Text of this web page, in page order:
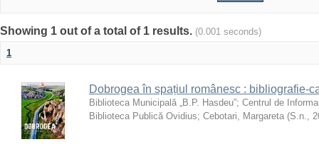
Showing 1 out of a total of 1 results. (0.001 seconds)
1
Dobrogea în spațiul românesc : bibliografie-
Biblioteca Municipală „B.P. Hasdeu”; Centrul de
Biblioteca Publică Ovidius; Cebotari, Margareta (S.n.,